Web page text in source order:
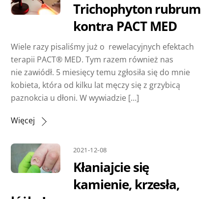
Trichophyton rubrum
kontra PACT MED
Wiele razy pisaliśmy już o rewelacyjnych efektach
terapii PACT® MED. Tym razem również nas
nie zawiódł. 5 miesięcy temu zgłosiła się do mnie
kobieta, która od kilku lat męczy się z grzybicą
paznokcia u dłoni. W wywiadzie […]
Więcej
2021-12-08
Kłaniajcie się
kamienie, krzesła,